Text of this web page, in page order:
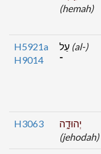
(hemah)
H5921a
H9014
(al-)
־
H3063
יְהוּדָ֑ה
(jehodah)